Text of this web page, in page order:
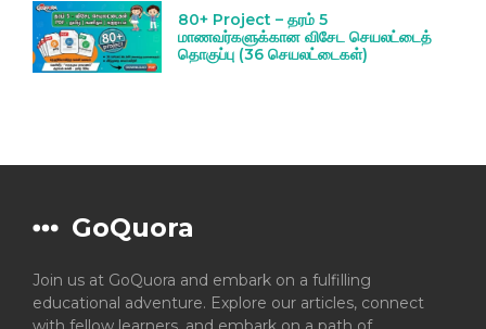
80+ Project – தரம் 5
மாணவர்களுக்கான விசேட செயலட்டைத்
தொகுப்பு (36 செயலட்டைகள்)
GoQuora
Join us at GoQuora and embark on a fulfilling
educational adventure. Explore our articles, connect